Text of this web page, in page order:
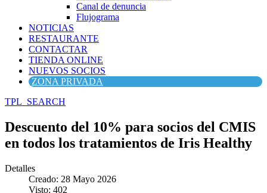
Canal de denuncia
Flujograma
NOTICIAS
RESTAURANTE
CONTACTAR
TIENDA ONLINE
NUEVOS SOCIOS
ZONA PRIVADA
TPL_SEARCH
Descuento del 10% para socios del CMIS
en todos los tratamientos de Iris Healthy
Detalles
Creado: 28 Mayo 2026
Visto: 402